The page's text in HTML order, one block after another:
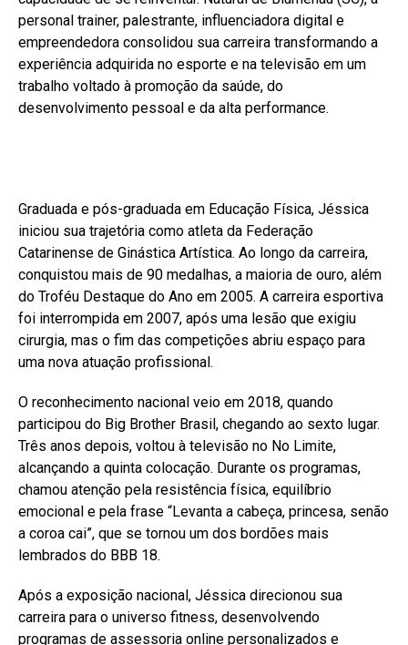
personal trainer, palestrante, influenciadora digital e
empreendedora consolidou sua carreira transformando a
experiência adquirida no esporte e na televisão em um
trabalho voltado à promoção da saúde, do
desenvolvimento pessoal e da alta performance.
Graduada e pós-graduada em Educação Física, Jéssica
iniciou sua trajetória como atleta da Federação
Catarinense de Ginástica Artística. Ao longo da carreira,
conquistou mais de 90 medalhas, a maioria de ouro, além
do Troféu Destaque do Ano em 2005. A carreira esportiva
foi interrompida em 2007, após uma lesão que exigiu
cirurgia, mas o fim das competições abriu espaço para
uma nova atuação profissional.
O reconhecimento nacional veio em 2018, quando
participou do Big Brother Brasil, chegando ao sexto lugar.
Três anos depois, voltou à televisão no No Limite,
alcançando a quinta colocação. Durante os programas,
chamou atenção pela resistência física, equilíbrio
emocional e pela frase “Levanta a cabeça, princesa, senão
a coroa cai”, que se tornou um dos bordões mais
lembrados do BBB 18.
Após a exposição nacional, Jéssica direcionou sua
carreira para o universo fitness, desenvolvendo
programas de assessoria online personalizados e